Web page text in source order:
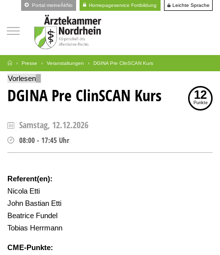
Portal meineÄkNo Homepageservice Fortbildung Leichte Sprache
Presse Veranstaltungen DGINA Pre ClinSCAN Kurs
Vorlesen
DGINA Pre ClinSCAN Kurs 12
Punkte
Samstag, 12.12.2026
08:00 - 17:45 Uhr
Referent(en):
Nicola Etti
John Bastian Etti
Beatrice Fundel
Tobias Herrmann
CME-Punkte: